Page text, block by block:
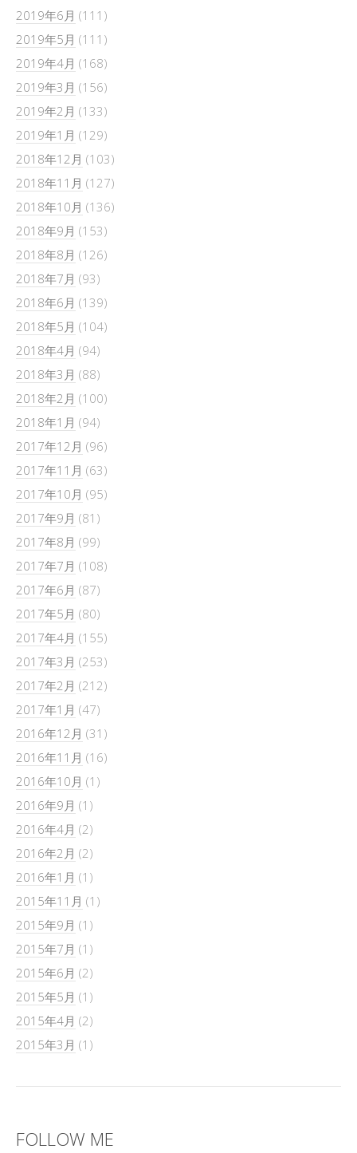
2019年6月 (111)
2019年5月 (111)
2019年4月 (168)
2019年3月 (156)
2019年2月 (133)
2019年1月 (129)
2018年12月 (103)
2018年11月 (127)
2018年10月 (136)
2018年9月 (153)
2018年8月 (126)
2018年7月 (93)
2018年6月 (139)
2018年5月 (104)
2018年4月 (94)
2018年3月 (88)
2018年2月 (100)
2018年1月 (94)
2017年12月 (96)
2017年11月 (63)
2017年10月 (95)
2017年9月 (81)
2017年8月 (99)
2017年7月 (108)
2017年6月 (87)
2017年5月 (80)
2017年4月 (155)
2017年3月 (253)
2017年2月 (212)
2017年1月 (47)
2016年12月 (31)
2016年11月 (16)
2016年10月 (1)
2016年9月 (1)
2016年4月 (2)
2016年2月 (2)
2016年1月 (1)
2015年11月 (1)
2015年9月 (1)
2015年7月 (1)
2015年6月 (2)
2015年5月 (1)
2015年4月 (2)
2015年3月 (1)
FOLLOW ME